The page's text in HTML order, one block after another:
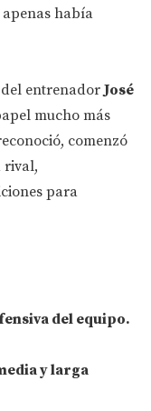
había
del entrenadorJosé
mucho más
comenzó
rival,
para
del equipo.
y larga